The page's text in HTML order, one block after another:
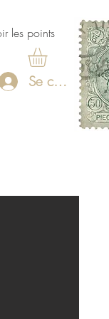
les points
Se connecter